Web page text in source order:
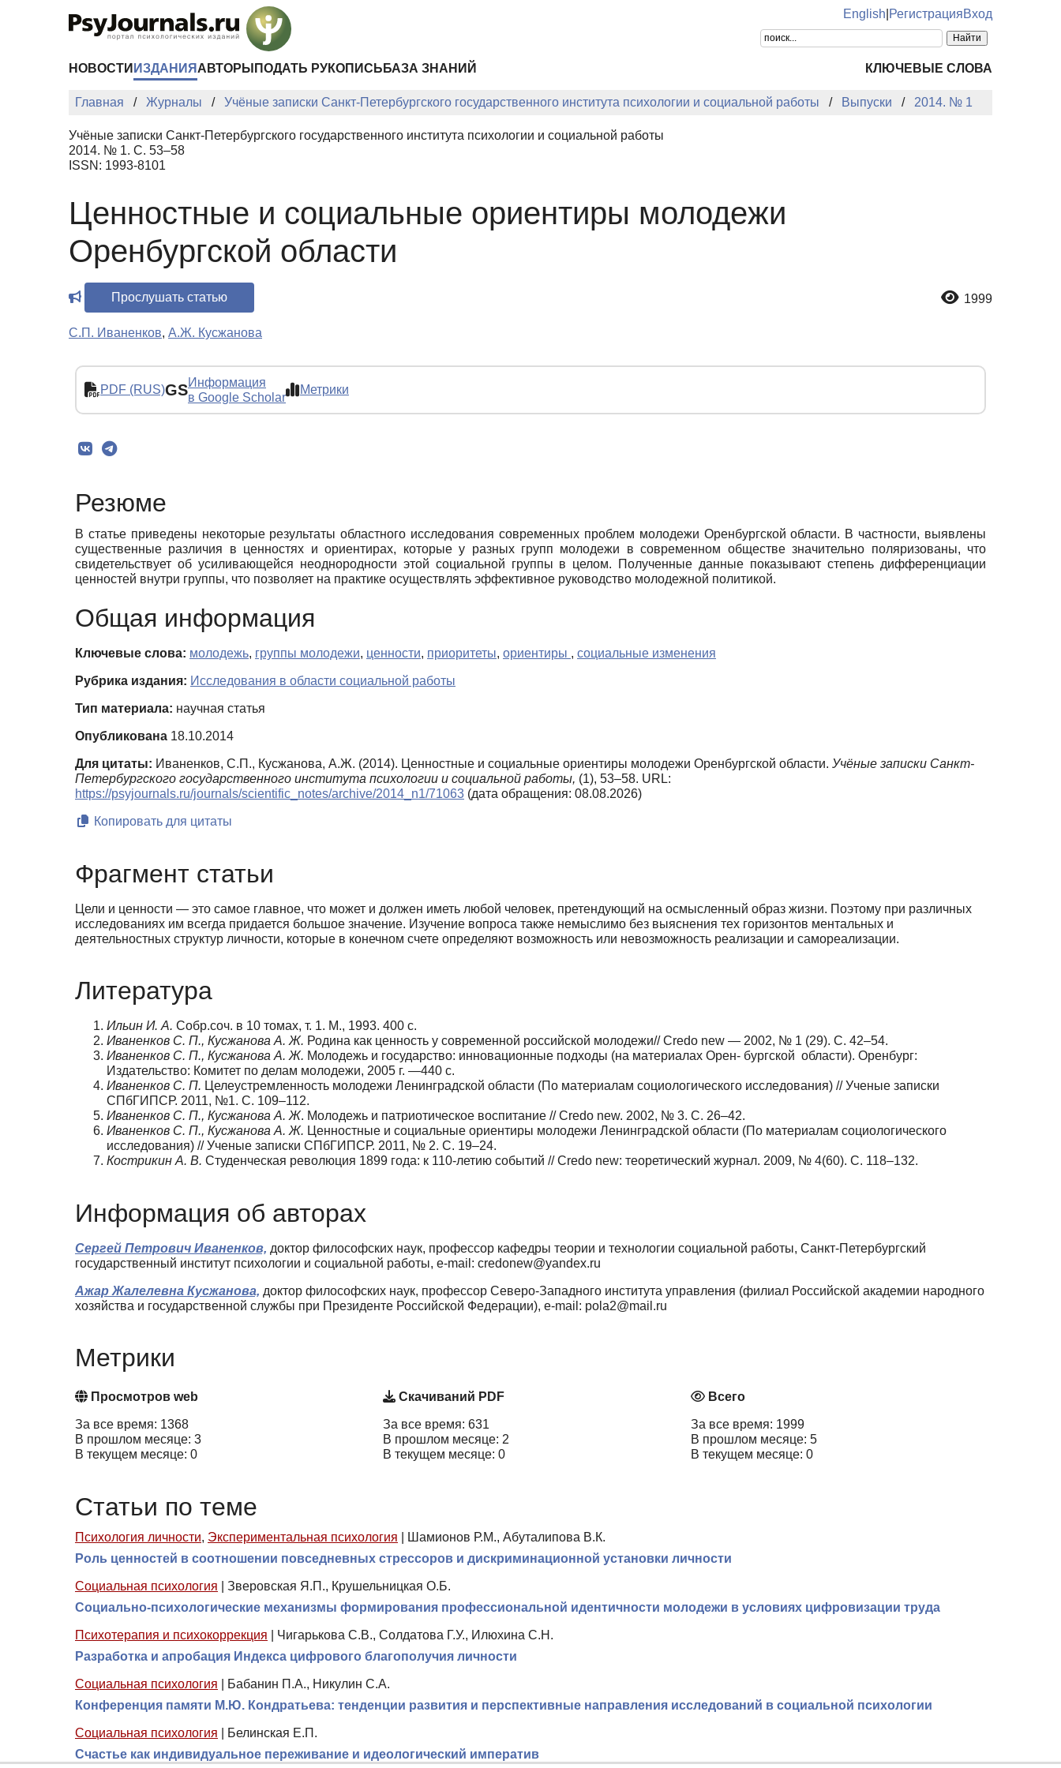
English РегистрацияВход
НОВОСТИ ИЗДАНИЯ АВТОРЫ ПОДАТЬ РУКОПИСЬ БАЗА ЗНАНИЙ КЛЮЧЕВЫЕ СЛОВА
Главная Журналы Учёные записки Санкт-Петербургского государственного института психологии и социальной работы Выпуски 2014. № 1
Учёные записки Санкт-Петербургского государственного института психологии и социальной работы
2014. № 1. С. 53–58
ISSN: 1993-8101
Ценностные и социальные ориентиры молодежи
Оренбургской области
Прослушать статью 1999
С.П. Иваненков, А.Ж. Кусжанова
PDF (RUS)GSИнформация
в Google Scholar
Метрики
Резюме
В статье приведены некоторые результаты областного исследования современных проблем молодежи Оренбургской области. В частности, выявлены
существенные различия в ценностях и ориентирах, которые у разных групп молодежи в современном обществе значительно поляризованы, что
свидетельствует об усиливающейся неоднородности этой социальной группы в целом. Полученные данные показывают степень дифференциации
ценностей внутри группы, что позволяет на практике осуществлять эффективное руководство молодежной политикой.
Общая информация
Ключевые слова: молодежь, группы молодежи, ценности, приоритеты, ориентиры , социальные изменения
Рубрика издания: Исследования в области социальной работы
Тип материала: научная статья
Опубликована 18.10.2014
Для цитаты: Иваненков, С.П., Кусжанова, А.Ж. (2014). Ценностные и социальные ориентиры молодежи Оренбургской области. Учёные записки Санкт-
Петербургского государственного института психологии и социальной работы, (1), 53–58. URL:
https://psyjournals.ru/journals/scientific_notes/archive/2014_n1/71063 (дата обращения: 08.08.2026)
Копировать для цитаты
Фрагмент статьи
Цели и ценности — это самое главное, что может и должен иметь любой человек, претендующий на осмысленный образ жизни. Поэтому при различных
исследованиях им всегда придается большое значение. Изучение вопроса также немыслимо без выяснения тех горизонтов ментальных и
деятельностных структур личности, которые в конечном счете определяют возможность или невозможность реализации и самореализации.
Литература
Ильин И. А. Собр.соч. в 10 томах, т. 1. М., 1993. 400 с.
Иваненков С. П., Кусжанова А. Ж. Родина как ценность у современной российской молодежи// Credo new — 2002, № 1 (29). С. 42–54.
Иваненков С. П., Кусжанова А. Ж. Молодежь и государство: инновационные подходы (на материалах Орен- бургской области). Оренбург:
Издательство: Комитет по делам молодежи, 2005 г. —440 с.
Иваненков С. П. Целеустремленность молодежи Ленинградской области (По материалам социологического исследования) // Ученые записки
СПбГИПСР. 2011, №1. С. 109–112.
Иваненков С. П., Кусжанова А. Ж. Молодежь и патриотическое воспитание // Credo new. 2002, № 3. С. 26–42.
Иваненков С. П., Кусжанова А. Ж. Ценностные и социальные ориентиры молодежи Ленинградской области (По материалам социологического
исследования) // Ученые записки СПбГИПСР. 2011, № 2. С. 19–24.
Кострикин А. В. Студенческая революция 1899 года: к 110-летию событий // Credo new: теоретический журнал. 2009, № 4(60). С. 118–132.
Информация об авторах
Сергей Петрович Иваненков, доктор философских наук, профессор кафедры теории и технологии социальной работы, Санкт-Петербургский
государственный институт психологии и социальной работы, e-mail: credonew@yandex.ru
Ажар Жалелевна Кусжанова, доктор философских наук, профессор Северо-Западного института управления (филиал Российской академии народного
хозяйства и государственной службы при Президенте Российской Федерации), e-mail: pola2@mail.ru
Метрики
Просмотров web
За все время: 1368
В прошлом месяце: 3
В текущем месяце: 0
Скачиваний PDF
За все время: 631
В прошлом месяце: 2
В текущем месяце: 0
Всего
За все время: 1999
В прошлом месяце: 5
В текущем месяце: 0
Статьи по теме
Психология личности, Экспериментальная психология
Шамионов Р.М., Абуталипова В.К.
Роль ценностей в соотношении повседневных стрессоров и дискриминационной установки личности
Социальная психология
Зверовская Я.П., Крушельницкая О.Б.
Социально-психологические механизмы формирования профессиональной идентичности молодежи в условиях цифровизации труда
Психотерапия и психокоррекция
Чигарькова С.В., Солдатова Г.У., Илюхина С.Н.
Разработка и апробация Индекса цифрового благополучия личности
Социальная психология
Бабанин П.А., Никулин С.А.
Конференция памяти М.Ю. Кондратьева: тенденции развития и перспективные направления исследований в социальной психологии
Социальная психология
Белинская Е.П.
Счастье как индивидуальное переживание и идеологический императив